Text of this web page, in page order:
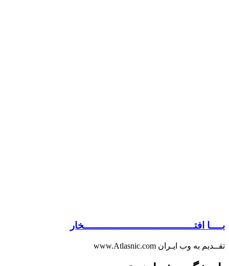
بــــا افتــــــــــــــــــــــــــــــــــــخار
تقــدیم به وب ایـران www.Atlasnic.com